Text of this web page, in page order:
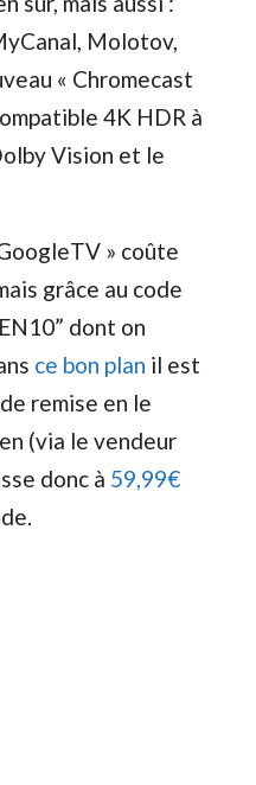
Molotov,
« Chromecast
4K HDR à
Vision et le
» coûte
grâce au code
dont on
ce bon plan il est
remise en le
(via le vendeur
donc à 59,99€